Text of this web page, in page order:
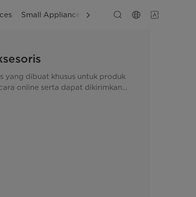
Small Appliances Layanan
yang dibuat khusus untuk produk
online serta dapat dikirimkan